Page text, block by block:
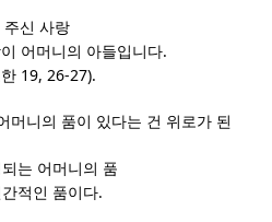
주신 사랑
어머니의 아들입니다.
19, 26-27).
머니의 품이 있다는 건 위로가 된
는 어머니의 품
적인 품이다.